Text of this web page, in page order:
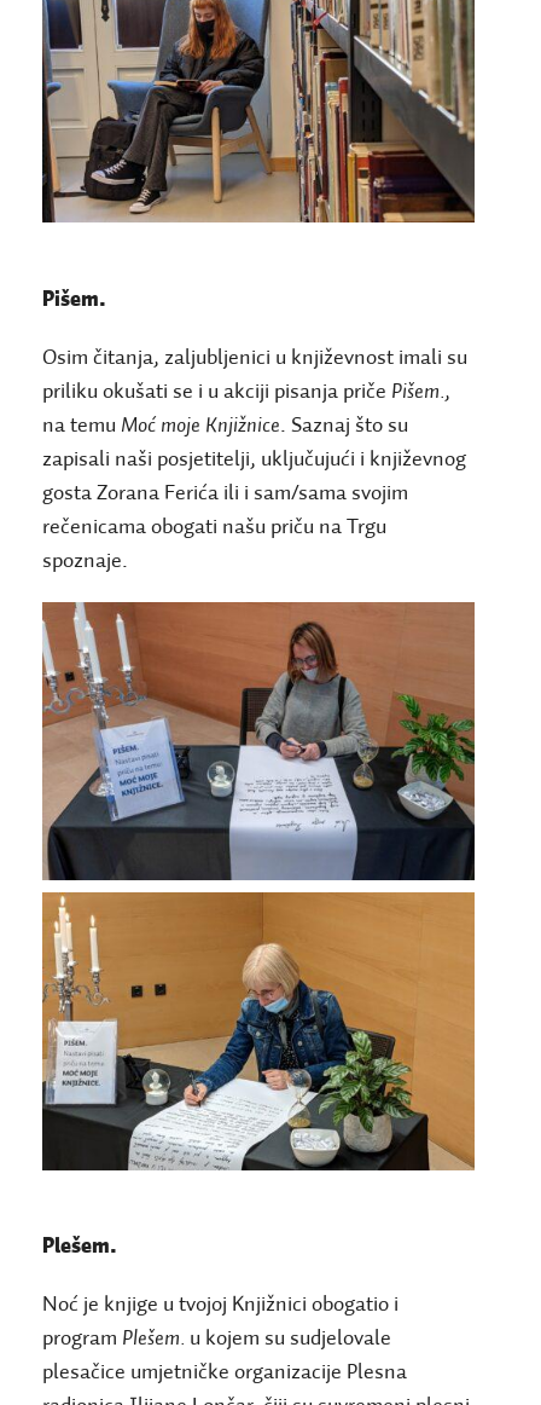
Pišem.
Osim čitanja, zaljubljenici u književnost imali su
priliku okušati se i u akciji pisanja priče Pišem.,
na temu Moć moje Knjižnice. Saznaj što su
zapisali naši posjetitelji, uključujući i književnog
gosta Zorana Ferića ili i sam/sama svojim
rečenicama obogati našu priču na Trgu
spoznaje.
Plešem.
Noć je knjige u tvojoj Knjižnici obogatio i
program Plešem. u kojem su sudjelovale
plesačice umjetničke organizacije Plesna